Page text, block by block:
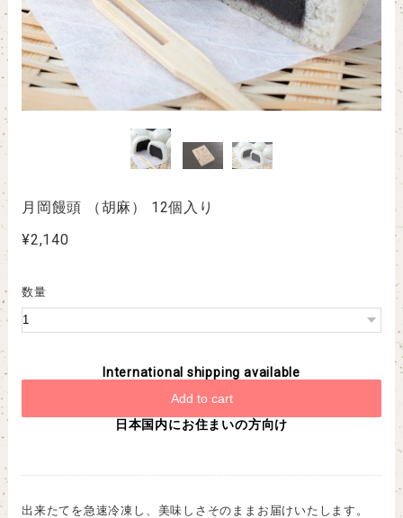
月岡饅頭 （胡麻） 12個入り
¥2,140
数量
International shipping available
Add to cart
日本国内にお住まいの方向け
出来たてを急速冷凍し、美味しさそのままお届けいたします。